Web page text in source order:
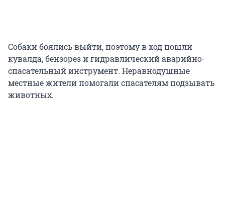
Собаки боялись выйти, поэтому в ход пошли
кувалда, бензорез и гидравлический аварийно-
спасательный инструмент. Неравнодушные
местные жители помогали спасателям подзывать
животных.